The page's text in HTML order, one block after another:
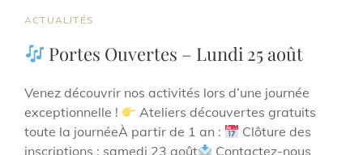
BASSE
BATTERIE
!
CAT
ACTUALITÉS
Portes Ouvertes – Lundi 25 août
Venez découvrir nos activités lors d’une journée
exceptionnelle !
Ateliers découvertes gratuits
toute la journéeÀ partir de 1 an :
Clôture des
inscriptions : samedi 23 août
Contactez-nous